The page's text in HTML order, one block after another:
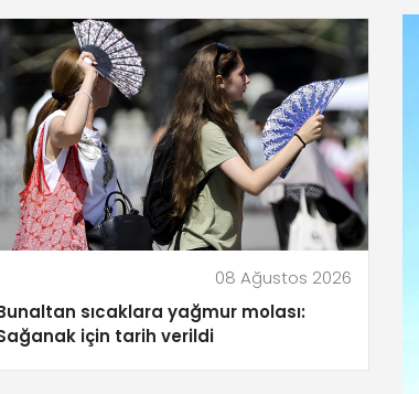
08 Ağustos 2026
sıcaklara yağmur molası:
için tarih verildi